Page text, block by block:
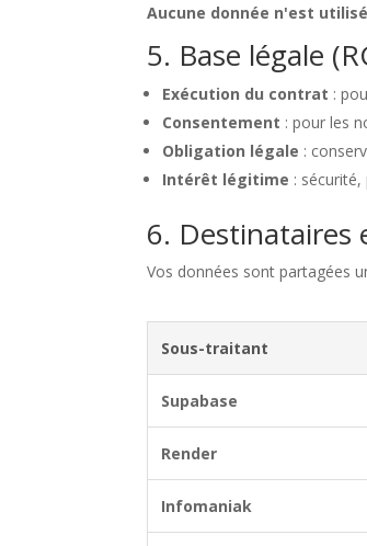
Aucune donnée n'est
5. Base légale
Exécution du contrat :
Consentement : pour les
Obligation légale :
Intérêt légitime :
6. Destinataires
Vos données sont partagées
Sous-traitant
Supabase
Render
Infomaniak